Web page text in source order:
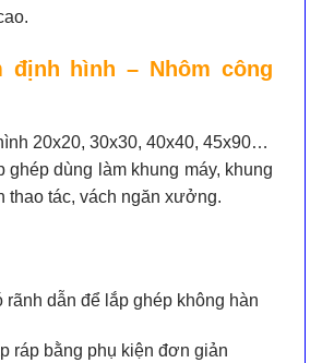
định hình – Nhôm công
20x20, 30x30, 40x40, 45x90…
ghép dùng làm khung máy, khung
thao tác, vách ngăn xưởng.
rãnh dẫn để lắp ghép không hàn
ráp bằng phụ kiện đơn giản